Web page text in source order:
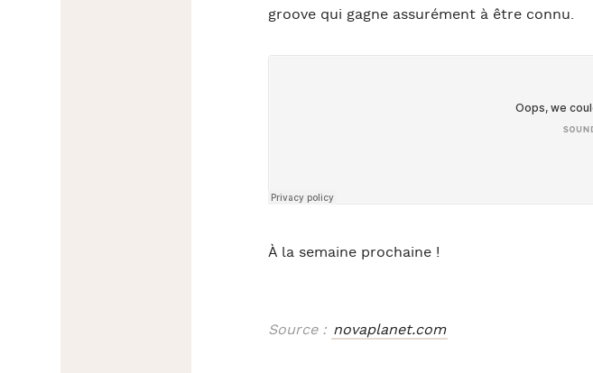
groove qui gagne assurément à être connu.
À la semaine prochaine !
Source : novaplanet.com